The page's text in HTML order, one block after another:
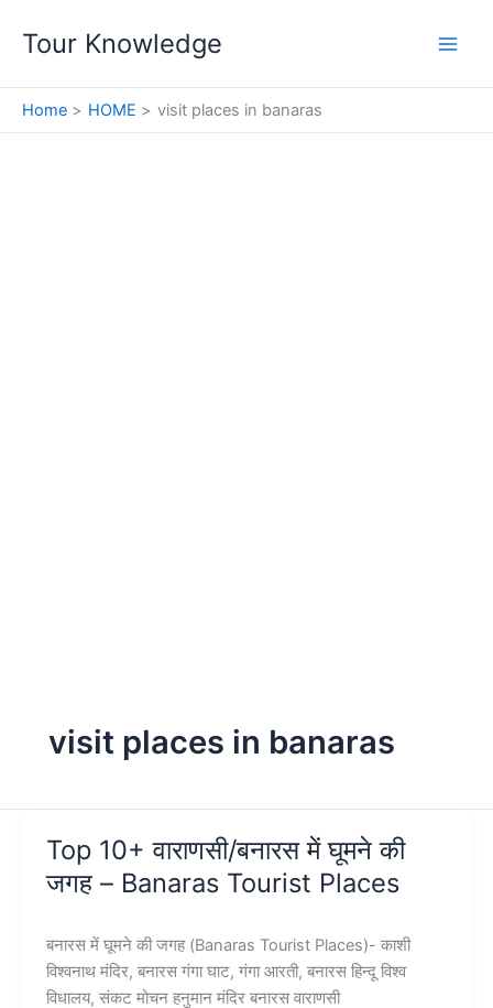
Tour Knowledge
Home HOME visit places in banaras
visit places in banaras
Top 10+ वाराणसी/बनारस में घूमने की
जगह – Banaras Tourist Places
बनारस में घूमने की जगह (Banaras Tourist Places)- काशी
विश्वनाथ मंदिर, बनारस गंगा घाट, गंगा आरती, बनारस हिन्दू विश्व
विधालय, संकट मोचन हनुमान मंदिर बनारस वाराणसी